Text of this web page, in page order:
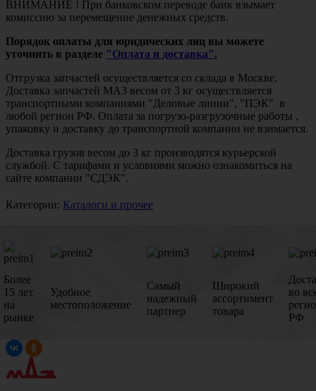
ВНИМАНИЕ ! При банковском переводе банк взымает
комиссию за перемещение денежных средств.
Порядок оплаты для юридических лиц вы можете
уточнить в разделе "Оплата и доставка".
Отгрузка запчастей осуществляется со склада в Москве.
Доставка запчастей МАЗ весом от 3 кг осуществляется
транспортными компаниями "Деловые линии", "ПЭК" в
любой регион РФ. Оплата за погрузо-разгрузочные работы ,
упаковку и доставку до транспортной компании не взимается.
Доставка грузов весом до 3 кг производятся курьерской
службой. С тарифами и условиями можно ознакомиться на
сайте компании "СДЭК".
Категории: Каталоги и прочее
Более
15 лет
на
рынке
Удобное
местоположение
Самый
надежный
партнер
Широкий
ассортимент
товара
во
РФ